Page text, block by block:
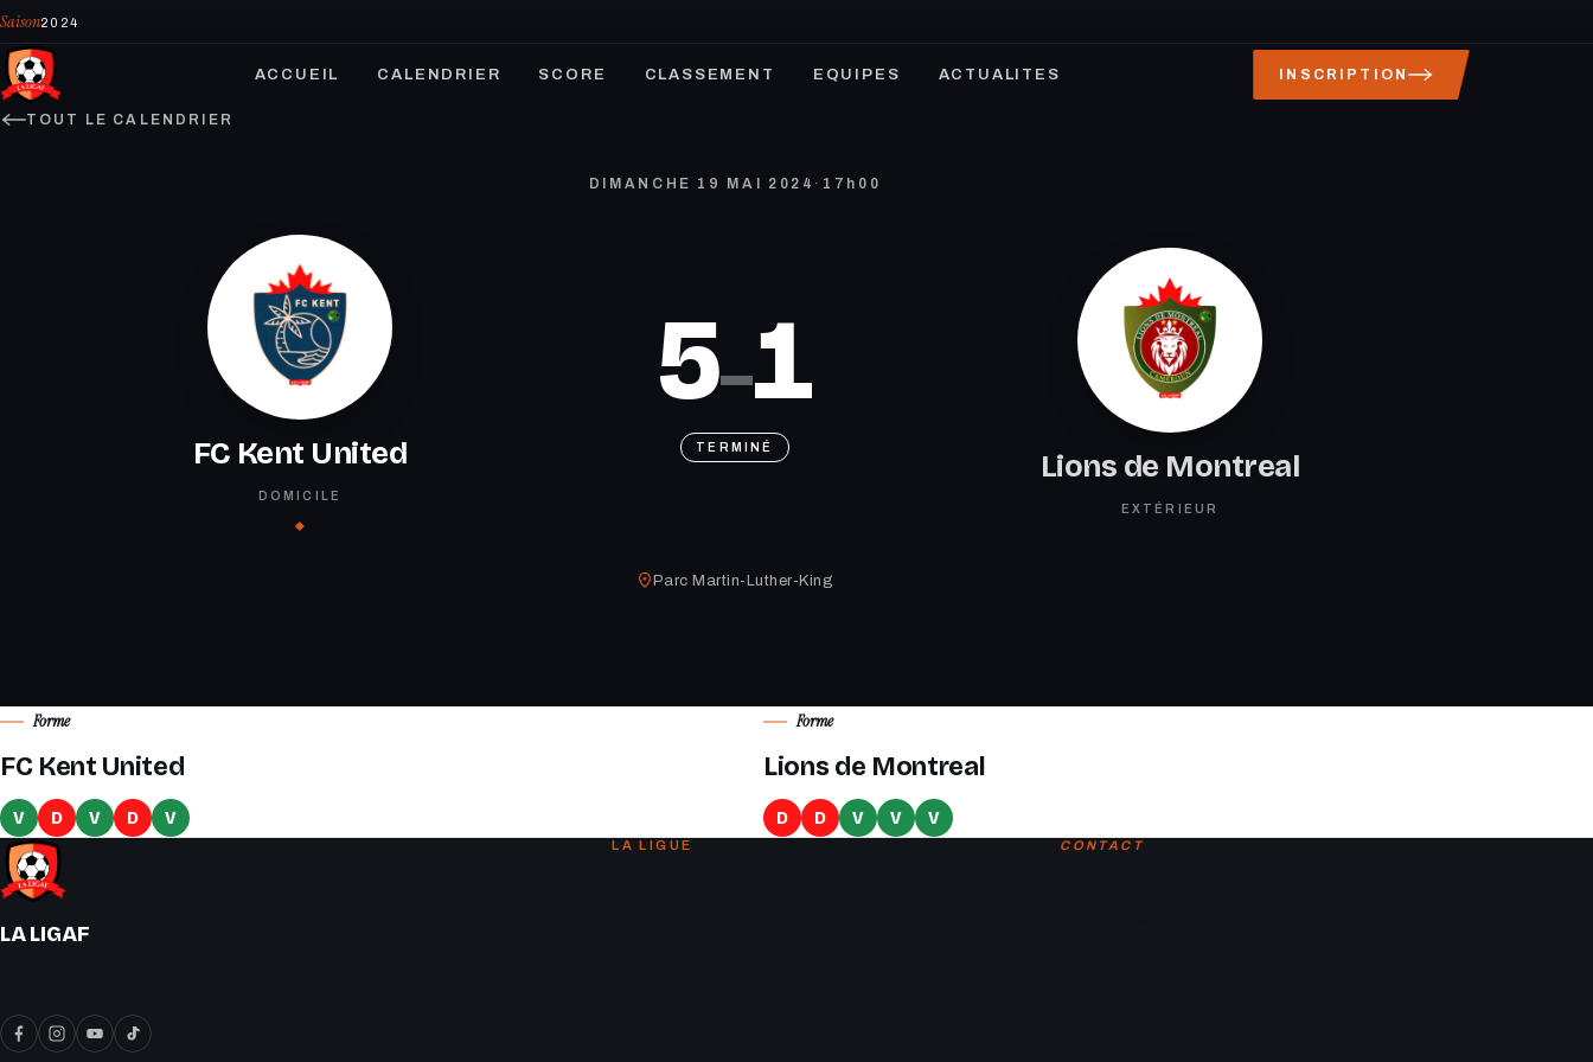
Saison2024
ACCUEIL CALENDRIER SCORE CLASSEMENT EQUIPES ACTUALITES INSCRIPTION
TOUT LE CALENDRIER
DIMANCHE 19 MAI 2024 · 17h00
FC Kent United
DOMICILE
5–1
TERMINÉ
Lions de Montreal
EXTÉRIEUR
Parc Martin-Luther-King
Forme
FC Kent United
V D V D V
Forme
Lions de Montreal
D D V V V
LA LIGAF
LA LIGUE CONTACT